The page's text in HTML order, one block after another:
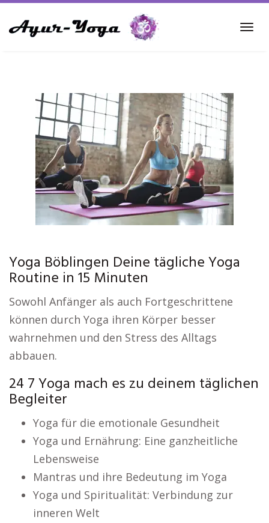
to
Yoga Böblingen Deine tägliche Yoga
Routine in 15 Minuten
Sowohl Anfänger als auch Fortgeschrittene
können durch Yoga ihren Körper besser
wahrnehmen und den Stress des Alltags
abbauen.
24 7 Yoga mach es zu deinem täglichen
Begleiter
Yoga für die emotionale Gesundheit
Yoga und Ernährung: Eine ganzheitliche
Lebensweise
Mantras und ihre Bedeutung im Yoga
Yoga und Spiritualität: Verbindung zur
inneren Welt